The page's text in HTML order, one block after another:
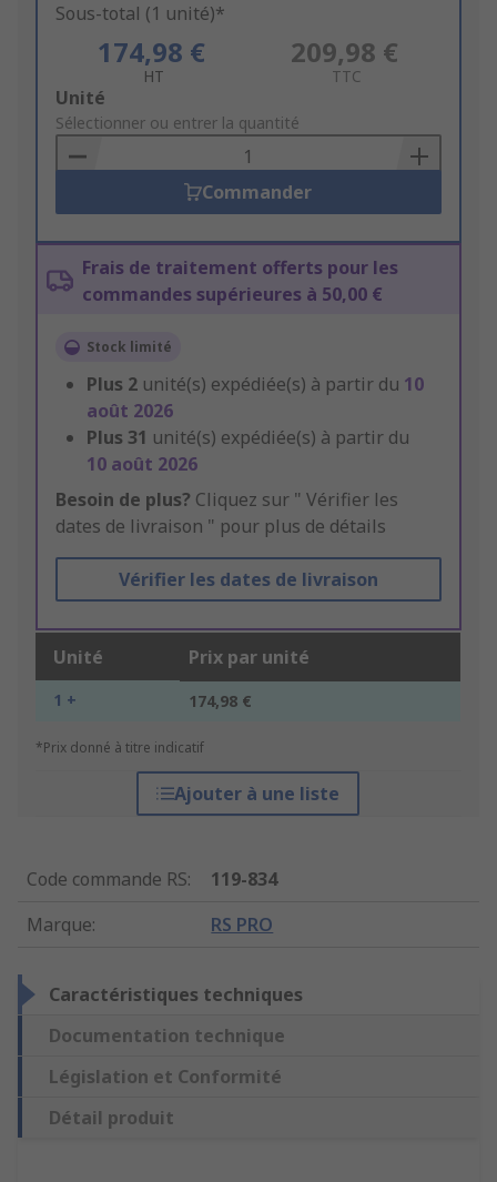
Sous-total (1 unité)*
174,98 €
HT
209,98 €
TTC
Add
to
Basket
Unité
Sélectionner ou entrer la quantité
Commander
Frais de traitement offerts pour les
commandes supérieures à 50,00 €
Stock limité
Plus 2 unité(s) expédiée(s) à partir du 10
août 2026
Plus 31 unité(s) expédiée(s) à partir du
10 août 2026
Besoin de plus? Cliquez sur " Vérifier les
dates de livraison " pour plus de détails
Vérifier les dates de livraison
Unité Prix par unité
1 + 174,98 €
*Prix donné à titre indicatif
Ajouter à une liste
Code commande RS:
119-834
Marque: RS PRO
Caractéristiques techniques
Documentation technique
Législation et Conformité
Détail produit